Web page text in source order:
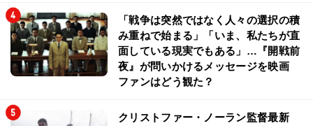
「戦争は突然ではなく人々の選択の積
み重ねで始まる」「いま、私たちが直
面している現実でもある」…『開戦前
夜』が問いかけるメッセージを映画
ファンはどう観た？
クリストファー・ノーラン監督最新